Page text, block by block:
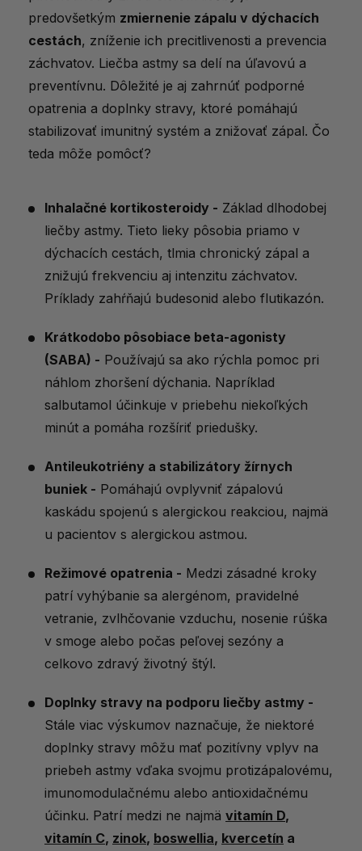
predovšetkým zmiernenie zápalu v dýchacích
cestách, zníženie ich precitlivenosti a prevencia
záchvatov. Liečba astmy sa delí na úľavovú a
preventívnu. Dôležité je aj zahrnúť podporné
opatrenia a doplnky stravy, ktoré pomáhajú
stabilizovať imunitný systém a znižovať zápal. Čo
teda môže pomôcť?
Inhalačné kortikosteroidy - Základ dlhodobej
liečby astmy. Tieto lieky pôsobia priamo v
dýchacích cestách, tlmia chronický zápal a
znižujú frekvenciu aj intenzitu záchvatov.
Príklady zahŕňajú budesonid alebo flutikazón.
Krátkodobo pôsobiace beta-agonisty
(SABA) - Používajú sa ako rýchla pomoc pri
náhlom zhoršení dýchania. Napríklad
salbutamol účinkuje v priebehu niekoľkých
minút a pomáha rozšíriť priedušky.
Antileukotriény a stabilizátory žírnych
buniek - Pomáhajú ovplyvniť zápalovú
kaskádu spojenú s alergickou reakciou, najmä
u pacientov s alergickou astmou.
Režimové opatrenia - Medzi zásadné kroky
patrí vyhýbanie sa alergénom, pravidelné
vetranie, zvlhčovanie vzduchu, nosenie rúška
v smoge alebo počas peľovej sezóny a
celkovo zdravý životný štýl.
Doplnky stravy na podporu liečby astmy -
Stále viac výskumov naznačuje, že niektoré
doplnky stravy môžu mať pozitívny vplyv na
priebeh astmy vďaka svojmu protizápalovému,
imunomodulačnému alebo antioxidačnému
účinku. Patrí medzi ne najmä vitamín D,
vitamín C, zinok, boswellia, kvercetín a